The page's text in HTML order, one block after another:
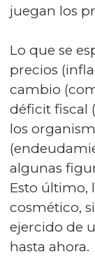
juegan los
Lo que se
precios
cambio
déficit fiscal
los
algunas
Esto último,
cosmético,
ejercido de
hasta ahora.